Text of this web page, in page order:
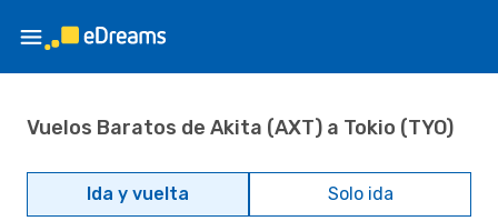
Vuelos Baratos de Akita (AXT) a Tokio (TYO)
Ida y vuelta Solo ida